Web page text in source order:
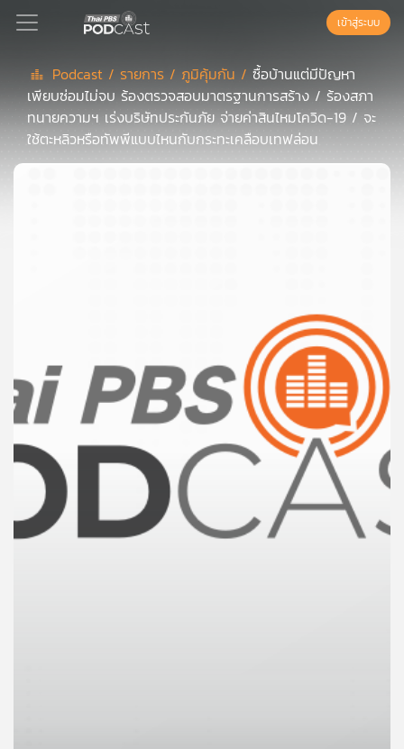
Podcast
เพล
ของ
คุณ
เพลง
บทความ
เข้าสู่ระบบ
Podcast / รายการ /ภูมิคุ้มกัน / ซื้อบ้านแต่มีปัญหา
เพียบซ่อมไม่จบ ร้องตรวจสอบมาตรฐานการสร้าง / ร้องสภา
ทนายความฯ เร่งบริษัทประกันภัย จ่ายค่าสินไหมโควิด-19 / จะ
ใช้ตะหลิวหรือทัพพีแบบไหนกับกระทะเคลือบเทฟล่อน